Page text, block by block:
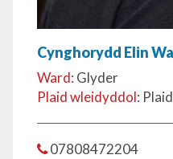
Cynghorydd Elin
Ward: Glyder
Plaid wleidyddol:
07808472204